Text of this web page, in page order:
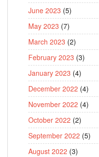
June 2023 (5)
May 2023 (7)
March 2023 (2)
February 2023 (3)
January 2023 (4)
December 2022 (4)
November 2022 (4)
October 2022 (2)
September 2022 (5)
August 2022 (3)